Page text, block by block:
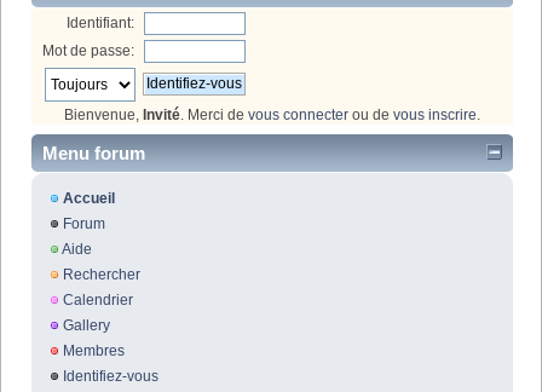
Identifiant:
Mot de passe:
Bienvenue, Invité . Merci de vous connecter ou de vous inscrire
Menu forum
Accueil
Forum
Aide
Rechercher
Calendrier
Gallery
Membres
Identifiez-vous